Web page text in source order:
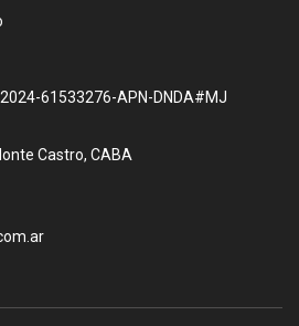
61533276-APN-DNDA#MJ
Castro, CABA